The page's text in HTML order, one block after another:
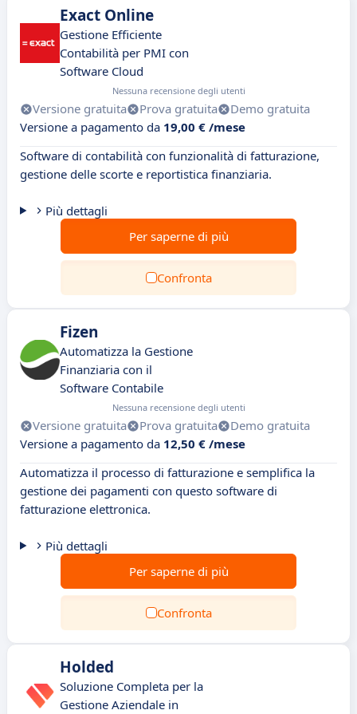
Exact Online
Gestione Efficiente
Contabilità per PMI con
Software Cloud
Nessuna recensione degli utenti
Versione gratuita Prova gratuita
Demo gratuita
Versione a pagamento da 19,00 € /mese
Software di contabilità con funzionalità di fatturazione,
gestione delle scorte e reportistica finanziaria.
Più dettagli
Per saperne di più
Confronta
Fizen
Automatizza la Gestione
Finanziaria con il
Software Contabile
Nessuna recensione degli utenti
Versione gratuita Prova gratuita
Demo gratuita
Versione a pagamento da 12,50 € /mese
Automatizza il processo di fatturazione e semplifica la
gestione dei pagamenti con questo software di
fatturazione elettronica.
Più dettagli
Per saperne di più
Confronta
Holded
Soluzione Completa per la
Gestione Aziendale in